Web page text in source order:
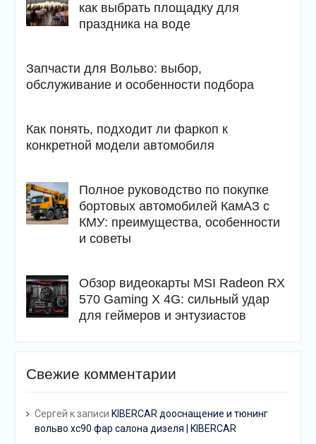
как выбрать площадку для
праздника на воде
Запчасти для Вольво: выбор,
обслуживание и особенности подбора
Как понять, подходит ли фаркоп к
конкретной модели автомобиля
Полное руководство по покупке
бортовых автомобилей КамАЗ с
КМУ: преимущества, особенности
и советы
Обзор видеокарты MSI Radeon RX
570 Gaming X 4G: сильный удар
для геймеров и энтузиастов
Свежие комментарии
Сергей к записи KIBERCAR дооснащение и тюнинг
вольво хс90 фар салона дизеля | KIBERCAR